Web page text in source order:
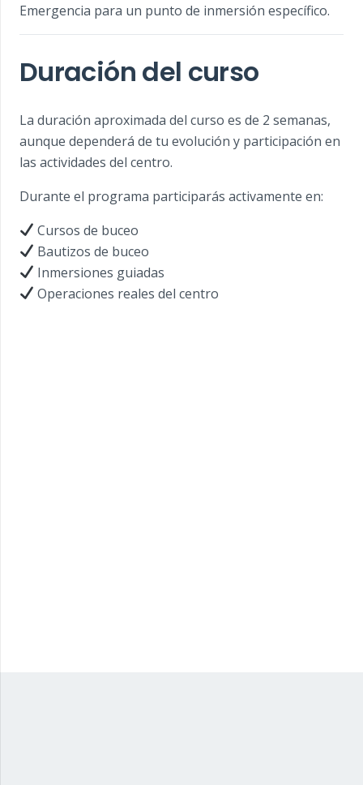
Emergencia para un punto de inmersión específico.
Duración del curso
La duración aproximada del curso es de 2 semanas,
aunque dependerá de tu evolución y participación en
las actividades del centro.
Durante el programa participarás activamente en:
Cursos de buceo
Bautizos de buceo
Inmersiones guiadas
Operaciones reales del centro